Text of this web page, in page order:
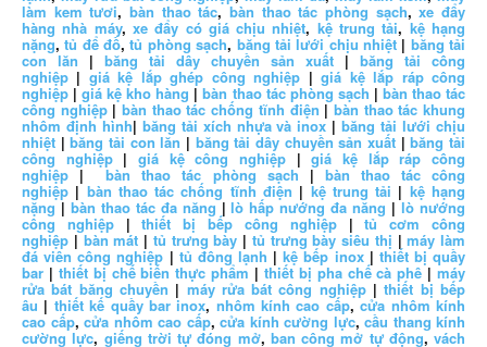
làm kem tươi,bàn thao tác,bàn thao tác phòng sạch,xe đẩy
hàng nhà máy, xe đẩy có giá chịu nhiệt, kệ trung tải, kệ hạng
nặng,tủ để đồ,tủ phòng sạch, băng tải lưới chịu nhiệt| băng tải
con lăn | băng tải dây chuyền sản xuất | băng tải công
nghiệp | giá kệ lắp ghép công nghiệp |giá kệ lắp ráp công
nghiệp |giá kệ kho hàng |bàn thao tác phòng sạch | bàn thao tác
công nghiệp|bàn thao tác chống tĩnh điện |bàn thao tác khung
nhôm định hình| băng tải xích nhựa và inox|băng tải lưới chịu
nhiệt |băng tải con lăn | băng tải dây chuyền sản xuất |băng tải
công nghiệp|giá kệ công nghiệp |giá kệ lắp ráp công
nghiệp |bàn thao tác phòng sạch| bàn thao tác công
nghiệp | bàn thao tác chống tĩnh điện | kệ trung tải | kệ hạng
nặng| bàn thao tác đa năng|lò hấp nướng đa năng |lò nướng
công nghiệp|thiết bị bếp công nghiệp|tủ cơm công
nghiệp |bàn mát | tủ trưng bày | tủ trưng bày siêu thị |máy làm
đá viên công nghiệp | tủ đông lạnh |kệ bếp inox| thiết bị quầy
bar | thiết bị chế biến thực phẩm | thiết bị pha chế cà phê| máy
rửa bát băng chuyền | máy rửa bát công nghiệp|thiết bị bếp
âu | thiết kế quầy bar inox, nhôm kính cao cấp,cửa nhôm kính
cao cấp, cửa nhôm cao cấp, cửa kính cường lực, cầu thang kính
cường lực, giếng trời tự đóng mở, ban công mở tự động, vách